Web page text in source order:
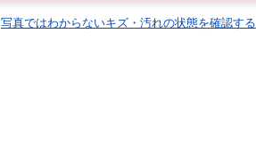
写真ではわからないキズ・汚れの状態を確認する